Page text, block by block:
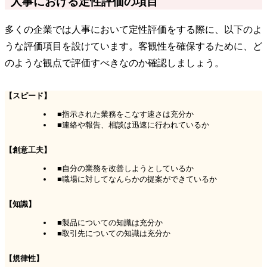
多くの企業では人事において定性評価をする際に、以下のよ
うな評価項目を設けています。客観性を確保するために、ど
のような観点で評価すべきなのか確認しましょう。
【スピード】
■指示された業務をこなす速さは充分か
■連絡や報告、相談は迅速に行われているか
【創意工夫】
■自分の業務を改善しようとしているか
■職場に対してなんらかの提案ができているか
【知識】
■製品についての知識は充分か
■取引先についての知識は充分か
【規律性】